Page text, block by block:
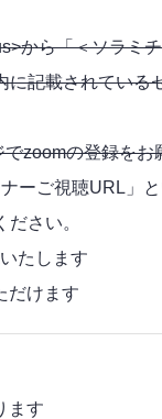
から「＜ソラミ
記載されている
zoomの登録をお
ーご視聴URL」
さい。
たします
だけます
ます